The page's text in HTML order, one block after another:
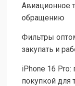
Авиационное
обращению
Фильтры
закупать и
iPhone 16 Pro:
покупкой для